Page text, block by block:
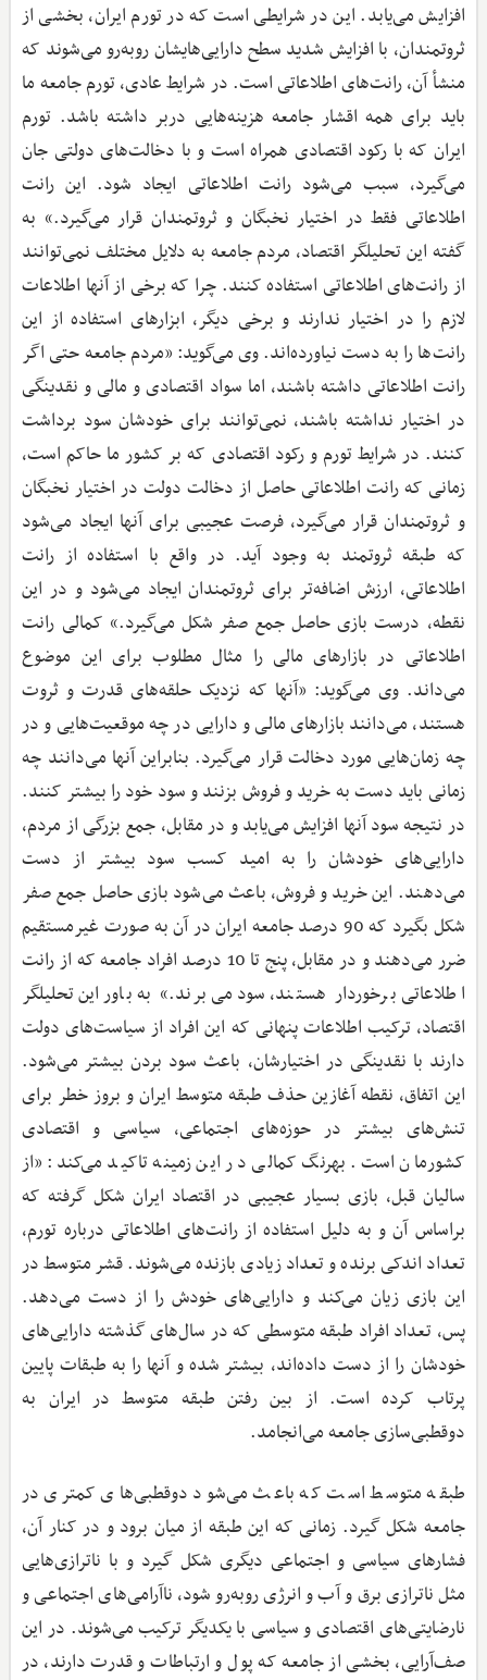
افزایش می‌یابد. این در شرایطی است که در تورم ایران، بخشی از
ثروتمندان، با افزایش شدید سطح دارایی‌هایشان روبه‌رو می‌شوند که
منشأ آن، رانت‌های اطلاعاتی است. در شرایط عادی، تورم جامعه ما
باید برای همه اقشار جامعه هزینه‌هایی دربر داشته باشد. تورم
ایران که با رکود اقتصادی همراه است و با دخالت‌های دولتی جان
می‌گیرد، سبب می‌شود رانت اطلاعاتی ایجاد شود. این رانت
اطلاعاتی فقط در اختیار نخبگان و ثروتمندان قرار می‌گیرد.» به
گفته این تحلیلگر اقتصاد، مردم جامعه به دلایل مختلف نمی‌توانند
از رانت‌های اطلاعاتی استفاده کنند. چرا که برخی از آنها اطلاعات
لازم را در اختیار ندارند و برخی دیگر، ابزارهای استفاده از این
رانت‌ها را به دست نیاورده‌اند. وی می‌گوید: «مردم جامعه حتی اگر
رانت اطلاعاتی داشته باشند، اما سواد اقتصادی و مالی و نقدینگی
در اختیار نداشته باشند، نمی‌توانند برای خودشان سود برداشت
کنند. در شرایط تورم و رکود اقتصادی که بر کشور ما حاکم است،
زمانی که رانت اطلاعاتی حاصل از دخالت دولت در اختیار نخبگان
و ثروتمندان قرار می‌گیرد، فرصت عجیبی برای آنها ایجاد می‌شود
که طبقه ثروتمند به وجود آید. در واقع با استفاده از رانت
اطلاعاتی، ارزش اضافه‌تر برای ثروتمندان ایجاد می‌شود و در این
نقطه، درست بازی حاصل جمع صفر شکل می‌گیرد.» کمالی رانت
اطلاعاتی در بازارهای مالی را مثال مطلوب برای این موضوع
می‌داند. وی می‌گوید: «آنها که نزدیک حلقه‌های قدرت و ثروت
هستند، می‌دانند بازارهای مالی و دارایی در چه موقعیت‌هایی و در
چه زمان‌هایی مورد دخالت قرار می‌گیرد. بنابراین آنها می‌دانند چه
زمانی باید دست به خرید و فروش بزنند و سود خود را بیشتر کنند.
در نتیجه سود آنها افزایش می‌یابد و در مقابل، جمع بزرگی از مردم،
دارایی‌های خودشان را به امید کسب سود بیشتر از دست
می‌دهند. این خرید و فروش، باعث می‌شود بازی حاصل جمع صفر
شکل بگیرد که 90 درصد جامعه ایران در آن به صورت غیرمستقیم
ضرر می‌دهند و در مقابل، پنج تا 10 درصد افراد جامعه که از رانت
اطلاعاتی برخوردار هستند، سود می‌برند.» به باور این تحلیلگر
اقتصاد، ترکیب اطلاعات پنهانی که این افراد از سیاست‌های دولت
دارند با نقدینگی در اختیارشان، باعث سود بردن بیشتر می‌شود.
این اتفاق، نقطه آغازین حذف طبقه متوسط ایران و بروز خطر برای
تنش‌های بیشتر در حوزه‌های اجتماعی، سیاسی و اقتصادی
کشورمان است. بهرنگ کمالی در این زمینه تاکید می‌کند: «از
سالیان قبل، بازی بسیار عجیبی در اقتصاد ایران شکل گرفته که
براساس آن و به دلیل استفاده از رانت‌های اطلاعاتی درباره تورم،
تعداد اندکی برنده و تعداد زیادی بازنده می‌شوند. قشر متوسط در
این بازی زیان می‌کند و دارایی‌های خودش را از دست می‌دهد.
پس، تعداد افراد طبقه متوسطی که در سال‌های گذشته دارایی‌های
خودشان را از دست داده‌اند، بیشتر شده و آنها را به طبقات پایین
پرتاب کرده است. از بین رفتن طبقه متوسط در ایران به
دوقطبی‌سازی جامعه می‌انجامد.
طبقه متوسط است که باعث می‌شود دوقطبی‌های کمتری در
جامعه شکل گیرد. زمانی که این طبقه از میان برود و در کنار آن،
فشارهای سیاسی و اجتماعی دیگری شکل گیرد و با ناترازی‌هایی
مثل ناترازی برق و آب و انرژی روبه‌رو شود، ناآرامی‌های اجتماعی و
نارضایتی‌های اقتصادی و سیاسی با یکدیگر ترکیب می‌شوند. در این
صف‌آرایی، بخشی از جامعه که پول و ارتباطات و قدرت دارند، در